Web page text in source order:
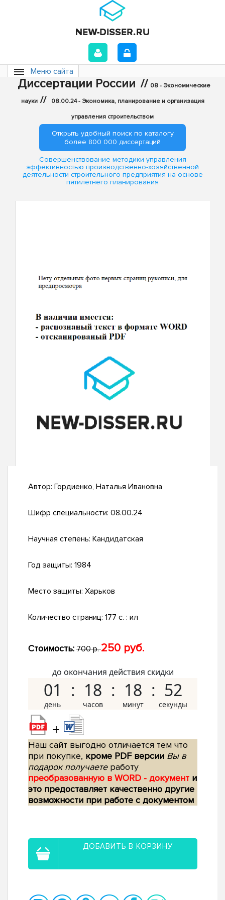
Меню сайта
Диссертации России // 08 - Экономические
науки // 08.00.24 - Экономика, планирование и организация
управления строительством
Открыть удобный поиск по каталогу
более 800 000 диссертаций
Совершенствование методики управления
эффективностью производственно-хозяйственной
деятельности строительного предприятия на основе
пятилетнего планирования
Автор: Гордиенко, Наталья Ивановна
Шифр специальности: 08.00.24
Научная степень: Кандидатская
Год защиты: 1984
Место защиты: Харьков
Количество страниц: 177 c. : ил
Стоимость: 700 р.250 руб.
до окончания действия скидки
01 18 18 51
+
Наш сайт выгодно отличается тем что
при покупке, кроме PDF версии Вы в
подарок получаетеработу
преобразованную в WORD - документ и
это предоставляет качественно другие
возможности при работе с документом
ДОБАВИТЬ В КОРЗИНУ